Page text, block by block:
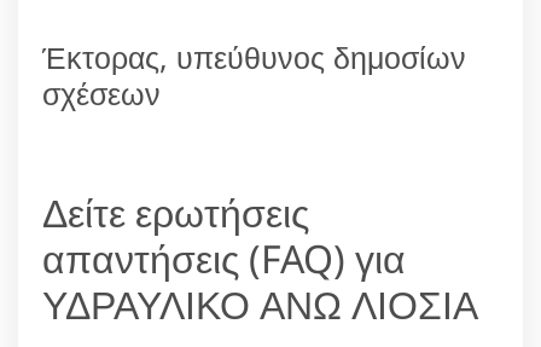
Έκτορας, υπεύθυνος δημοσίων
σχέσεων
Δείτε ερωτήσεις
απαντήσεις (FAQ) για
ΥΔΡΑΥΛΙΚΟ ΑΝΩ ΛΙΟΣΙΑ